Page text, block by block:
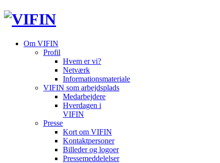
Om VIFIN
Profil
Hvem er vi?
Netværk
Informationsmateriale
VIFIN som arbejdsplads
Medarbejdere
Hverdagen i
VIFIN
Presse
Kort om VIFIN
Kontaktpersoner
Billeder og logoer
Pressemeddelelser